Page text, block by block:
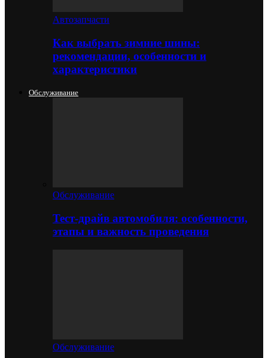
Автозапчасти
Как выбрать зимние шины:
рекомендации, особенности и
характеристики
Обслуживание
Обслуживание
Тест-драйв автомобиля: особенности,
этапы и важность проведения
Обслуживание